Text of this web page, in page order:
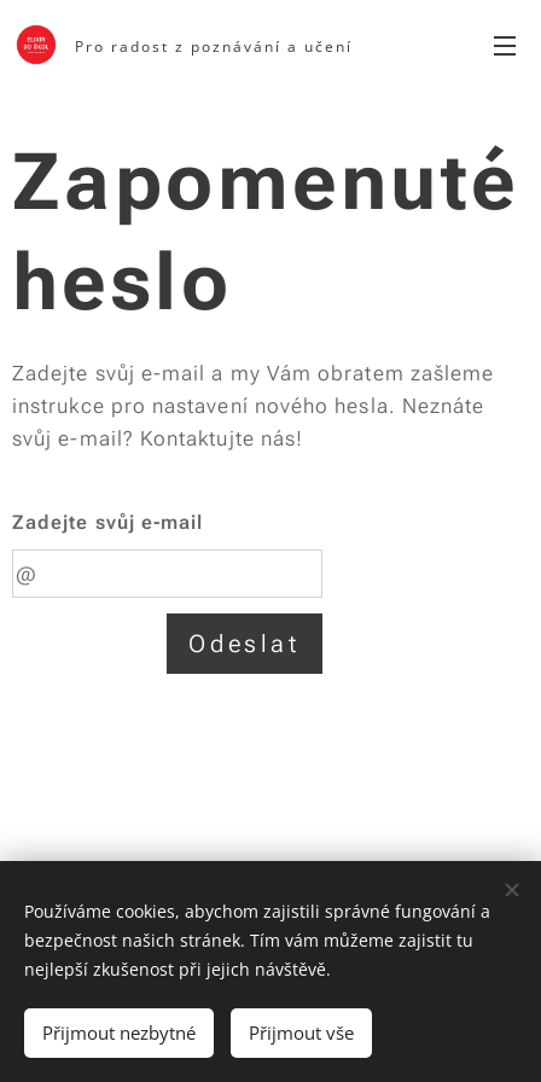
Pro radost z poznávání a učení
Zapomenuté
heslo
Zadejte svůj e-mail a my Vám obratem zašleme
instrukce pro nastavení nového hesla. Neznáte
svůj e-mail? Kontaktujte nás!
Zadejte svůj e-mail
Odeslat
© 2026 - Elixír do škol, z. ú. | Olbrachtova 1929/62 | 140
00 Praha 4
Cookies
Používáme cookies, abychom zajistili správné fungování a
bezpečnost našich stránek. Tím vám můžeme zajistit tu
nejlepší zkušenost při jejich návštěvě.
Přijmout nezbytné Přijmout vše